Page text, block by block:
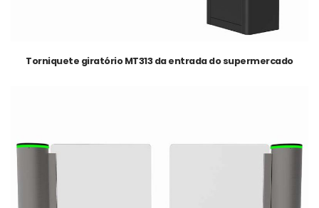
Torniquete giratório MT313 da entrada do supermercado